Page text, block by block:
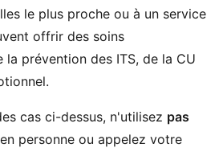
le plus proche ou à un service
offrir des soins
la prévention des ITS, de la CU
cas ci-dessus, n'utilisez pas
personne ou appelez votre